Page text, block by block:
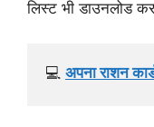
लिस्ट भी डाउनलोड
💻 अपना राशन